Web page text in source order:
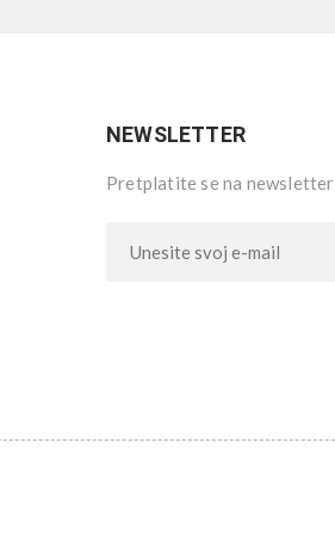
NEWSLETTER
Pretplatite se na newsletter